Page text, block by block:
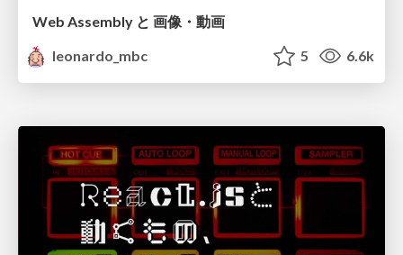
Web Assembly と 画像・動画
leonardo_mbc
5 6.6k